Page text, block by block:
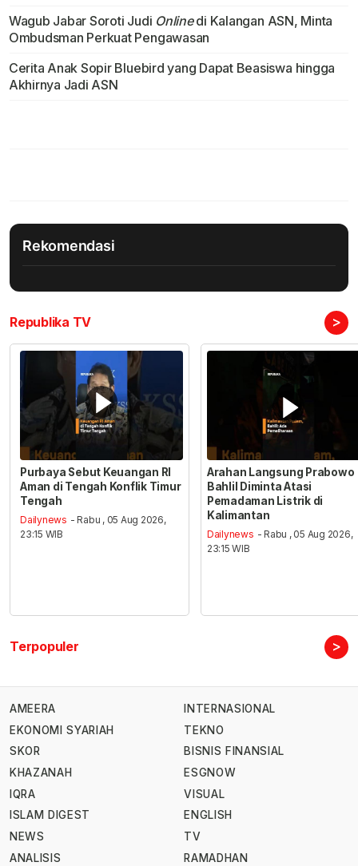
Wagub Jabar Soroti Judi Onlinedi Kalangan ASN, Minta
Ombudsman Perkuat Pengawasan
Cerita Anak Sopir Bluebird yang Dapat Beasiswa hingga
Akhirnya Jadi ASN
Rekomendasi
Republika TV >
Purbaya Sebut Keuangan RI
Aman di Tengah Konflik Timur
Tengah
Dailynews - Rabu , 05 Aug 2026,
23:15 WIB
Arahan Langsung Prabowo
Bahlil Diminta Atasi
Pemadaman Listrik di
Kalimantan
Dailynews - Rabu , 05 Aug 2026,
23:15 WIB
Terpopuler >
AMEERA
EKONOMI SYARIAH
SKOR
KHAZANAH
IQRA
ISLAM DIGEST
NEWS
ANALISIS
INTERNASIONAL
TEKNO
BISNIS FINANSIAL
ESGNOW
VISUAL
ENGLISH
TV
RAMADHAN